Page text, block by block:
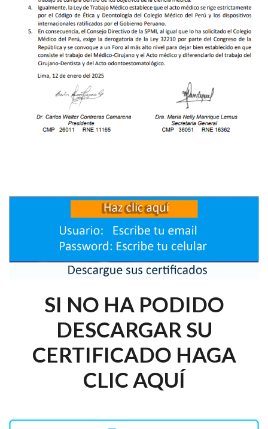
SI NO HA PODIDO
DESCARGAR SU
CERTIFICADO HAGA
CLIC AQUÍ